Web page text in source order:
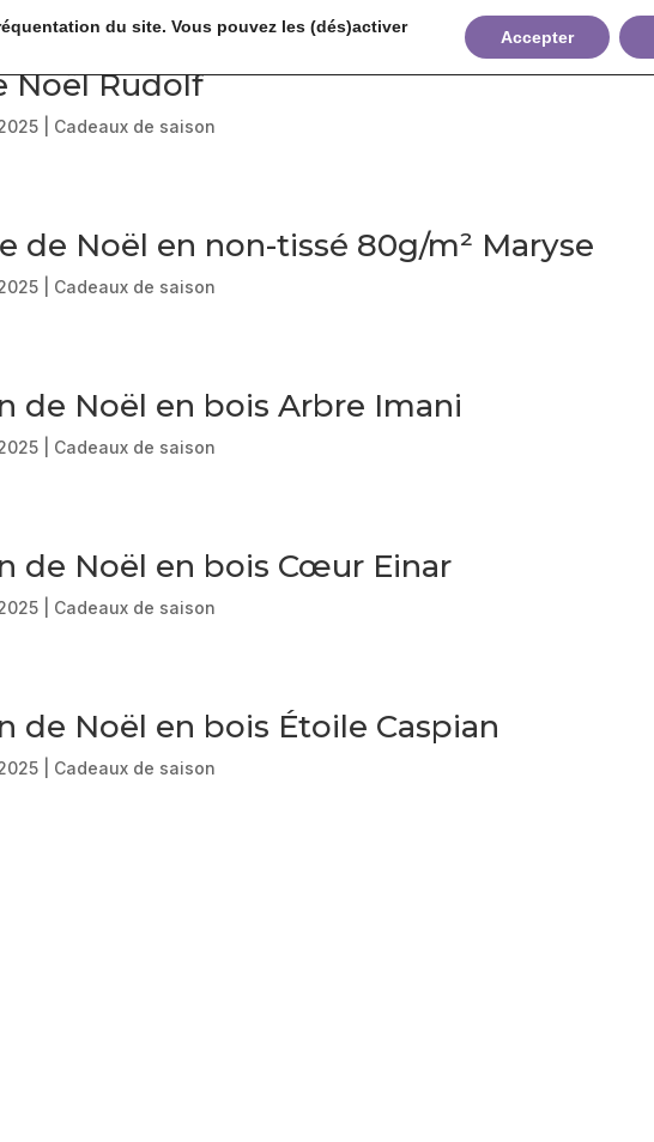
Noël Rudolf
| Cadeaux de saison
de Noël en non-tissé 80g/m² Maryse
| Cadeaux de saison
de Noël en bois Arbre Imani
| Cadeaux de saison
de Noël en bois Cœur Einar
| Cadeaux de saison
de Noël en bois Étoile Caspian
| Cadeaux de saison
du site. Vous pouvez les (dés)activer
Accepter